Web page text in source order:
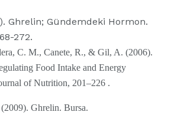
Ghrelin; Gündemdeki Hormon.
272.
C. M., Canete, R., & Gil, A. (2006).
Food Intake and Energy
of Nutrition, 201–226 .
Ghrelin. Bursa.